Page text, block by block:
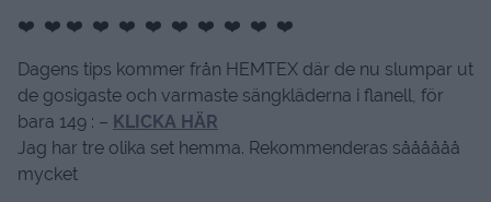
❤️ ❤️ ❤️ ❤️ ❤️ ❤️ ❤️ ❤️ ❤️ ❤️ ❤️
Dagens tips kommer från HEMTEX där de nu slumpar ut
de gosigaste och varmaste sängkläderna i flanell, för
bara 149 : – KLICKA HÄR
Jag har tre olika set hemma. Rekommenderas såååååå
mycket